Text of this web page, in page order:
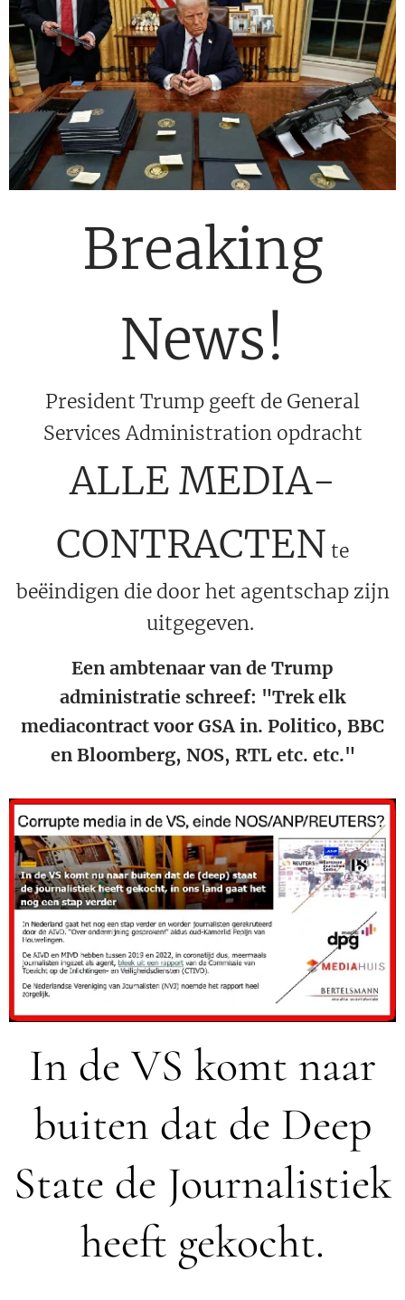
Breaking
News!
President Trump geeft de General
Services Administration opdracht
ALLE MEDIA-
CONTRACTEN te
beëindigen die door het agentschap zijn
uitgegeven.
Een ambtenaar van de Trump
administratie schreef: "Trek elk
mediacontract voor GSA in. Politico, BBC
en Bloomberg, NOS, RTL etc. etc."
In de VS komt naar
buiten dat de Deep
State de Journalistiek
heeft gekocht.